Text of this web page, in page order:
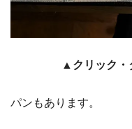
▲クリック・
パンもあります。